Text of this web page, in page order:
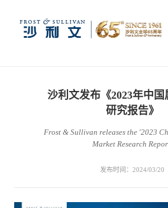
沙利文发布《2023年中
研究报告》
Frost & Sullivan releases the '2023
Market Research
发布时间：2024/03/20